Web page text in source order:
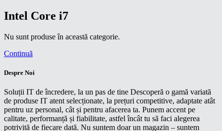
Intel Core i7
Nu sunt produse în această categorie.
Continuă
Despre Noi
Soluții IT de încredere, la un pas de tine Descoperă o gamă variată
de produse IT atent selecționate, la prețuri competitive, adaptate atât
pentru uz personal, cât și pentru afacerea ta. Punem accent pe
calitate, performanță și fiabilitate, astfel încât tu să faci alegerea
potrivită de fiecare dată. Nu suntem doar un magazin – suntem